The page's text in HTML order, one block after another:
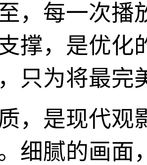
，每一次播
撑，是优化
只为将最完
，是现代观
细腻的画面